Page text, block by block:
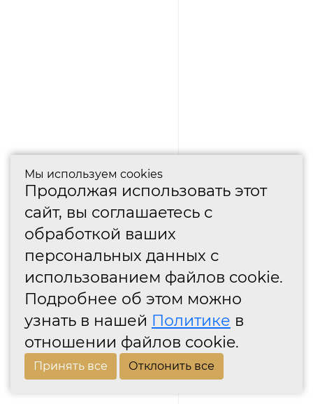
Мы используем cookies
Продолжая использовать этот
сайт, вы соглашаетесь с
обработкой ваших
персональных данных с
использованием файлов cookie.
Подробнее об этом можно
узнать в нашей Политике в
отношении файлов cookie.
Принять все Отклонить все